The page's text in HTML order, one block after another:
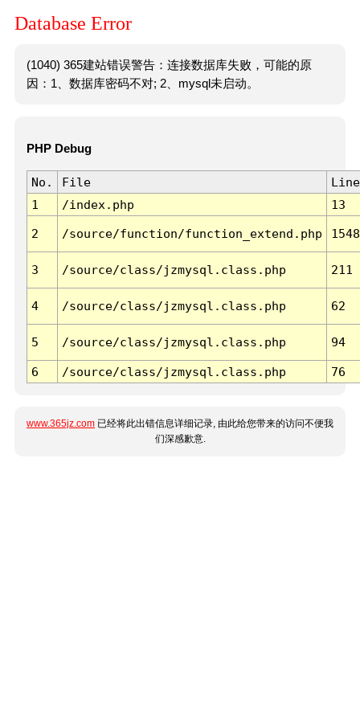
Database Error
(1040) 365建站错误警告：连接数据库失败，可能的原
因：1、数据库密码不对; 2、mysql未启动。
PHP Debug
No. File
Line
1
/index.php 13
2 /source/function/function_extend.php 1548
3 /source/class/jzmysql.class.php 211
4 /source/class/jzmysql.class.php 62
5 /source/class/jzmysql.class.php 94
6 /source/class/jzmysql.class.php 76
www.365jz.com 已经将此出错信息详细记录, 由此给您带来的访问不便我
们深感歉意.